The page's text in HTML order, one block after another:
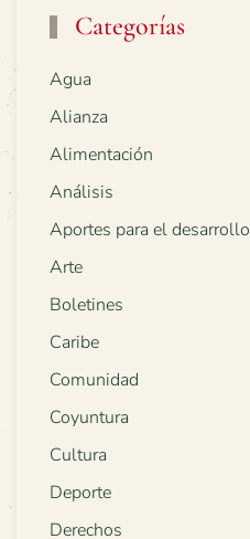
Categorías
Agua
Alianza
Alimentación
Análisis
Aportes para el desarrollo
Arte
Boletines
Caribe
Comunidad
Coyuntura
Cultura
Deporte
Derechos